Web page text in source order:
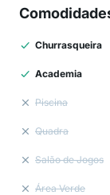
Churrasqueira
Academia
Piscina
Quadra
Salão de Jogos
Área Verde